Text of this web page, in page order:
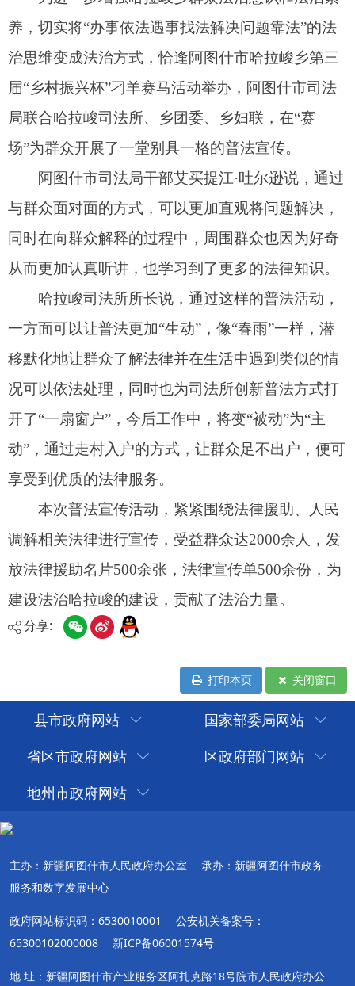
阿图什市司法局干部艾买提江·吐尔逊说，通过
同时在向群众解释的过程中，周围群众也因为好奇
从而更加认真听讲，也学习到了更多的法律知识。
哈拉峻司法所所长说，通过这样的普法活动，
一方面可以让普法更加
“生动”，像“春雨”一样，潜
群众了解法律并在生活中遇到类似的情
开了“一扇窗户”，今后工作中，将变“被动”为“主
动”，通过走村入户的方式，让群众足不出户，便可
享受到优质的法律服务。
本次普法宣传活动，紧紧围绕法律援助、人民
调解相关法律进行宣传，
受益群众
建设法治哈拉峻的建设，贡献了法治力量。
分享:
打印本页 关闭窗口
县市政府网站
国家部委局网站
省区市政府网站
区政府部门网站
地州市政府网站
主办：新疆阿图什市人民政府办公室
承办：新疆阿图什市政务
服务和数字发展中心
政府网站标识码：6530010001
公安机关备案号：
65300102000008
新ICP备06001574号
地 址：新疆阿图什市产业服务区阿扎克路18号院市人民政府办公